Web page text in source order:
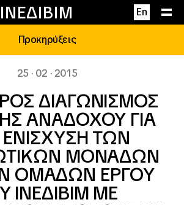
ΙΝΕΔΙΒΙΜ En
Επικοινωνία
Προκηρύξεις
25 · 02 · 2015
ΔΙΑΓΩΝΙΣΜΟΣ
ΑΝΑΔΟΧΟΥ ΓΙΑ
ΤΩΝ
ΜΟΝΑΔΩΝ
ΟΜΑΔΩΝ ΕΡΓΟΥ
ΙΝΕΔΙΒΙΜ ΜΕ